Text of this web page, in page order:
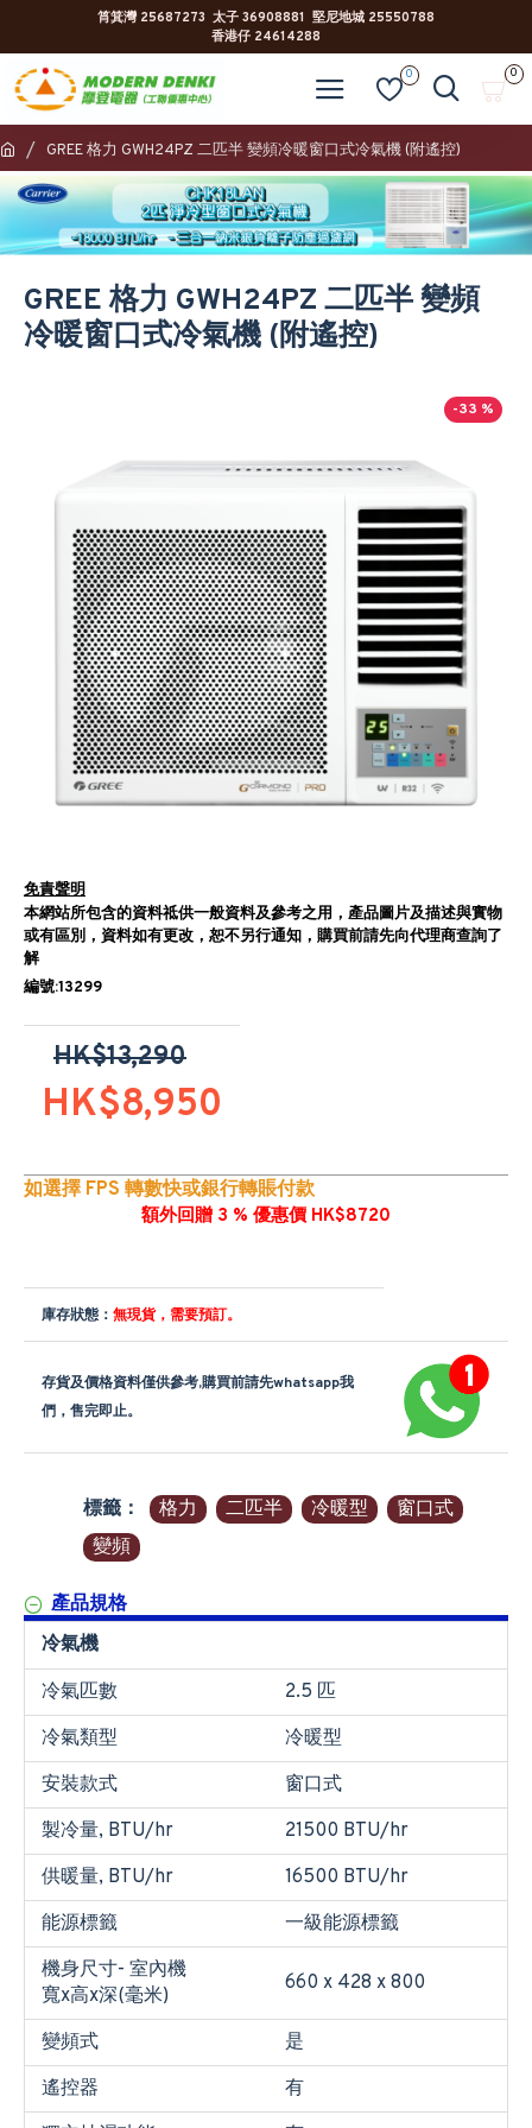
筲箕灣 25687273 太子 36908881 堅尼地城 25550788
香港仔 24614288
0 0
GREE 格力 GWH24PZ 二匹半 變頻冷暖窗口式冷氣機 (附遙控)
GREE 格力 GWH24PZ 二匹半 變頻
冷暖窗口式冷氣機 (附遙控)
-33 %
免責聲明
本網站所包含的資料祗供一般資料及參考之用，產品圖片及描述與實物
或有區別，資料如有更改，恕不另行通知，購買前請先向代理商查詢了
解
編號:13299
HK$8,950
HK$13,290
如選擇 FPS 轉數快或銀行轉賬付款
額外回贈 3 % 優惠價 HK$8720
庫存狀態： 無現貨，需要預訂。
存貨及價格資料僅供參考,購買前請先whatsapp我
們，售完即止。
標籤： 格力 二匹半 冷暖型
窗口式
變頻
產品規格
冷氣機
冷氣匹數
2.5 匹
冷氣類型
冷暖型
安裝款式
窗口式
製冷量, BTU/hr
21500 BTU/hr
供暖量, BTU/hr
16500 BTU/hr
能源標籤
一級能源標籤
機身尺寸- 室內機
寬x高x深(毫米)
660 x 428 x 800
變頻式
是
遙控器
有